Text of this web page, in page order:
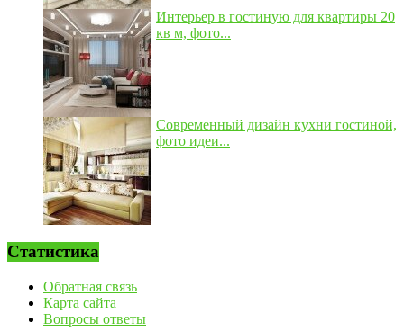
Интерьер в гостиную для квартиры 20
кв м, фото...
Современный дизайн кухни гостиной,
фото идеи...
Статистика
Обратная связь
Карта сайта
Вопросы ответы